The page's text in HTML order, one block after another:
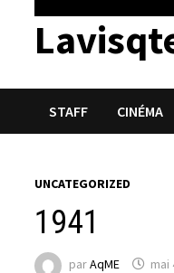
STAFF CINÉMA
UNCATEGORIZED
1941
parAqME mai